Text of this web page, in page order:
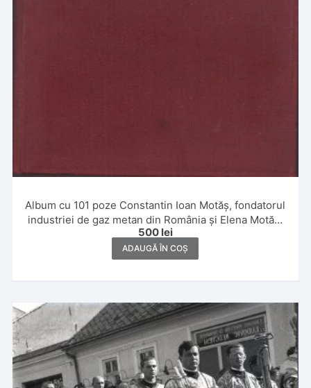
Album cu 101 poze Constantin Ioan Motăș, fondatorul
industriei de gaz metan din România și Elena Motăș,
1930, Iași
500 lei
ADAUGĂ ÎN COȘ